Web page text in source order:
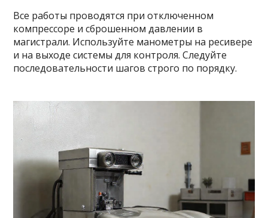
Все работы проводятся при отключенном
компрессоре и сброшенном давлении в
магистрали. Используйте манометры на ресивере
и на выходе системы для контроля. Следуйте
последовательности шагов строго по порядку.